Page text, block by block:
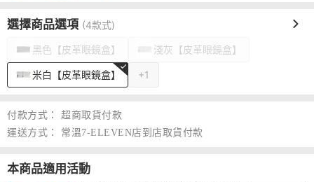
選擇商品選項 (4款式)
黑色【皮革眼鏡盒】 淺灰【皮革眼鏡盒】
米白【皮革眼鏡盒】 +1
付款方式：
超商取貨付款
運送方式：
常溫7-ELEVEN店到店取貨付款
本商品適用活動